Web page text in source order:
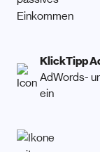
KlickTipp
AdWords-
ein